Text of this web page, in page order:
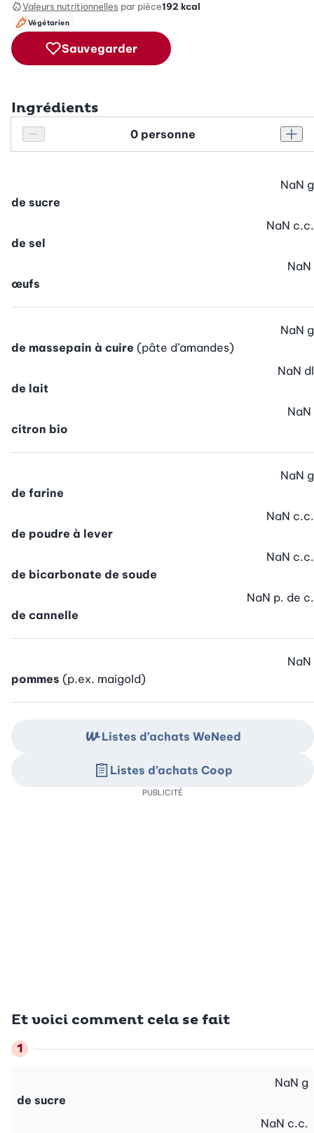
Valeurs nutritionnelles par pièce192 kcal
Végétarien
Sauvegarder
Ingrédients
Réduire le nombre de personnes
Personnes
de sucre
NaN g
de sel
NaN c.c.
œufs
NaN
de massepain à cuire (pâte d’amandes)
NaN g
de lait
NaN dl
citron bio
NaN
de farine
NaN g
de poudre à lever
NaN c.c.
de bicarbonate de soude
NaN c.c.
de cannelle
NaN p. de c.
pommes (p.ex. maigold)
NaN
Et voici comment cela se fait
de sucre
NaN g
NaN c.c.
Listes d’achats WeNeed
Listes d’achats Coop
PUBLICITÉ